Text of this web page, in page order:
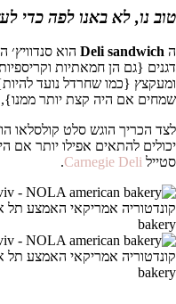
טוב נו, לא באנו לפה כדי
ה Deli sandwich
הוא
דגנים {גם הן חמאתיות
ומעקצץ {כמו שחרדל נועד
שמחים אם היה קצת יותר ממנו},
לצד הכריך הוגש סלט קולסלאו
יכולים להתאים אפילו יותר אם
סטייל Carnegie Deli
.